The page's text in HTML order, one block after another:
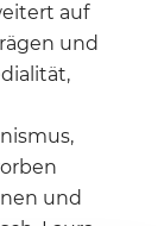
auf
und
und